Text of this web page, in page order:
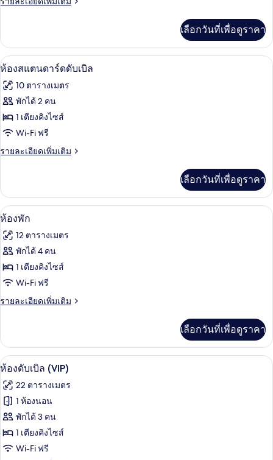
กดับเบิล,
ไม่มี
หน้าต่าง
เกี่ยว
กับ
ห้อง
สิ
กดับเบิล,
หน้าต่าง
เลือกวันที่เพื่อดูราคา
เปิด
ภาพถ่าย
ทั้งหมด
ของ
ห้อง
สแตนดาร์ด
ห้องสแตนดาร์ดดับเบิล | ผ้าปูที่นอนฝ้า
10
ห้องสแตนดาร์ดดับเบิล
10 ตารางเมตร
พักได้ 2 คน
1 เตียงคิงไซส์
Wi-Fi ฟรี
รายละเอียดเพิ่มเติม
ราย
เกี่ยว
กับ
ห้อง
ดับเบิล
เลือกวันที่เพื่อดูราคา
เปิด
ภาพถ่าย
ทั้งหมด
ของ
ห้อง
พัก
ห้องพัก | ผ้าปูที่นอนฝ้ายอียิปต์, เครื่องน
10
ห้องพัก
12 ตารางเมตร
พักได้ 4 คน
1 เตียงคิงไซส์
Wi-Fi ฟรี
รายละเอียดเพิ่มเติม
ราย
เกี่ยว
กับ
ห้อง
เลือกวันที่เพื่อดูราคา
เปิด
ภาพถ่าย
ทั้งหมด
ของ
ห้อง
ดับเบิล
ห้องดับเบิล (VIP) | ผ้าปูที่นอนฝ้ายอียิป
11
ห้องดับเบิล (VIP)
22 ตารางเมตร
1 ห้องนอน
พักได้ 3 คน
1 เตียงคิงไซส์
Wi-Fi ฟรี